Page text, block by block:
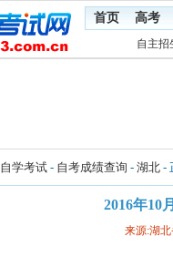
首页 高考
自主招
自学考试 - 自考成绩查询 - 湖北 -
2016年10
来源:湖